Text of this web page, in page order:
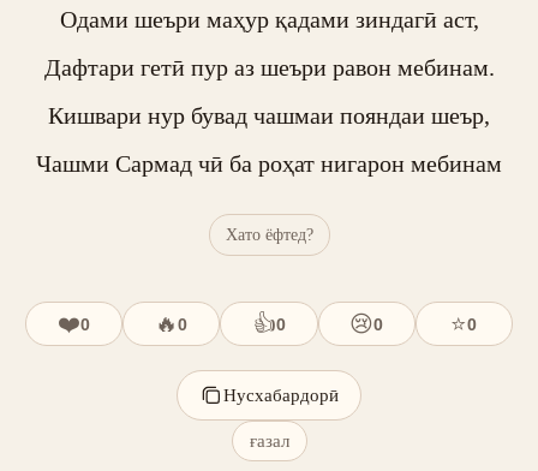
Одами шеъри маҳур қадами зиндагӣ аст,
Дафтари гетӣ пур аз шеъри равон мебинам.
Кишвари нур бувад чашмаи пояндаи шеър,
Чашми Сармад чӣ ба роҳат нигарон мебинам
Хато ёфтед?
❤️0 🔥0 👍0 😢0 ⭐0
Нусхабардорӣ
ғазал